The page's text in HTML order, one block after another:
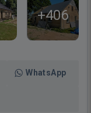
+406
WhatsApp